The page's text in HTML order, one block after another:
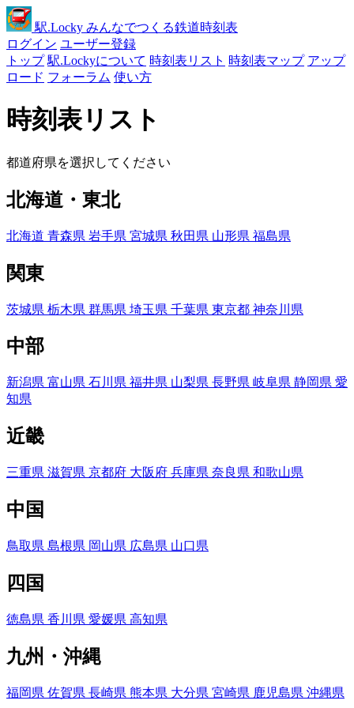
駅.Locky みんなでつくる鉄道時刻表
ログイン ユーザー登録
トップ 駅.Lockyについて 時刻表リスト 時刻表マップ アップ
ロード フォーラム 使い方
時刻表リスト
都道府県を選択してください
北海道・東北
北海道 青森県 岩手県 宮城県 秋田県 山形県 福島県
関東
茨城県 栃木県 群馬県 埼玉県 千葉県 東京都 神奈川県
中部
新潟県 富山県 石川県 福井県 山梨県 長野県 岐阜県 静岡県 愛
知県
近畿
三重県 滋賀県 京都府 大阪府 兵庫県 奈良県 和歌山県
中国
鳥取県 島根県 岡山県 広島県 山口県
四国
徳島県 香川県 愛媛県 高知県
九州・沖縄
福岡県 佐賀県 長崎県 熊本県 大分県 宮崎県 鹿児島県 沖縄県